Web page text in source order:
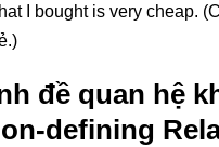
I bought is very cheap.
đề quan hệ
defining